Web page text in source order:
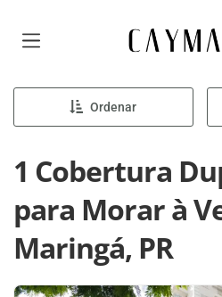
Página
Ordenar
1 Cobertura
para Morar à
Maringá, PR